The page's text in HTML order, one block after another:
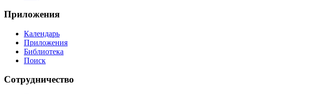
Приложения
Календарь
Приложения
Библиотека
Поиск
Сотрудничество